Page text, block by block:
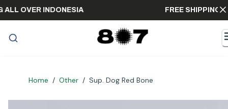
ALL OVER INDONESIA FREE
Home / Other / Sup. Dog Red Bone